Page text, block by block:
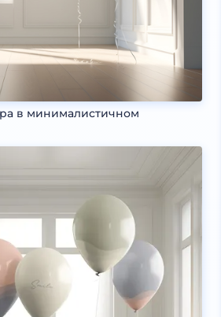
в минималистичном